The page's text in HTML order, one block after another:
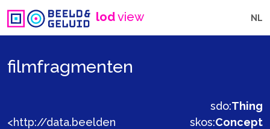
lodview NL
filmfragmenten
sdo:Thing
skos:Concept